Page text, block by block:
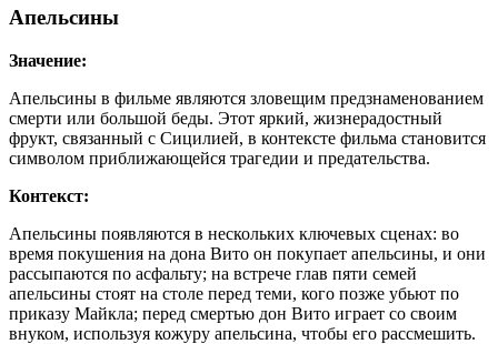
Апельсины
Значение:
Апельсины в фильме являются зловещим предзнаменованием
смерти или большой беды. Этот яркий, жизнерадостный
фрукт, связанный с Сицилией, в контексте фильма становится
символом приближающейся трагедии и предательства.
Контекст:
Апельсины появляются в нескольких ключевых сценах: во
время покушения на дона Вито он покупает апельсины, и они
рассыпаются по асфальту; на встрече глав пяти семей
апельсины стоят на столе перед теми, кого позже убьют по
приказу Майкла; перед смертью дон Вито играет со своим
внуком, используя кожуру апельсина, чтобы его рассмешить.